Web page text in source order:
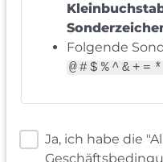
Folgende
Ja, ich habe die